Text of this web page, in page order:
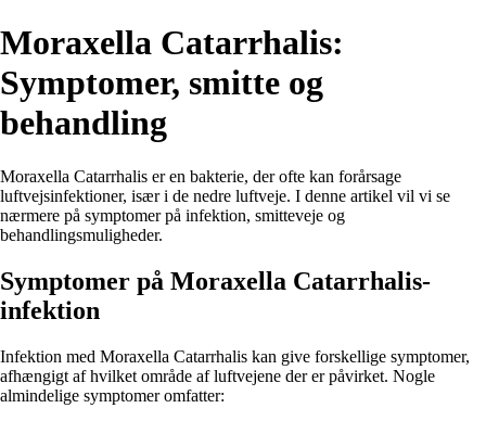
Moraxella Catarrhalis:
Symptomer, smitte og
behandling
Moraxella Catarrhalis er en bakterie, der ofte kan forårsage
luftvejsinfektioner, især i de nedre luftveje. I denne artikel vil vi se
nærmere på symptomer på infektion, smitteveje og
behandlingsmuligheder.
Symptomer på Moraxella Catarrhalis-
infektion
Infektion med Moraxella Catarrhalis kan give forskellige symptomer,
afhængigt af hvilket område af luftvejene der er påvirket. Nogle
almindelige symptomer omfatter: